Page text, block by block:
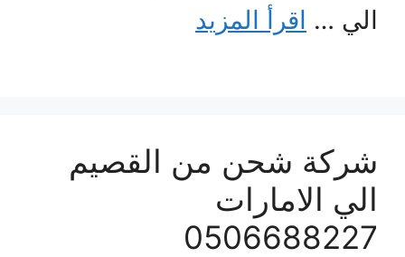
الي … اقرأ المزيد
شركة شحن من القصيم
الي الامارات
0506688227